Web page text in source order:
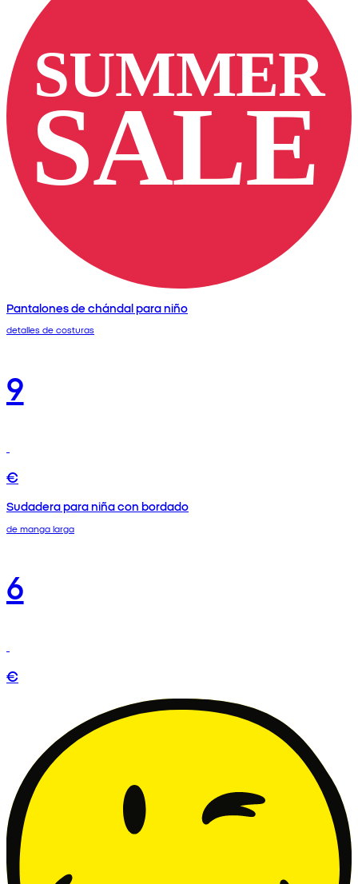
Pantalones de chándal para niño
detalles de costuras
9
€
Sudadera para niña con bordado
de manga larga
6
€